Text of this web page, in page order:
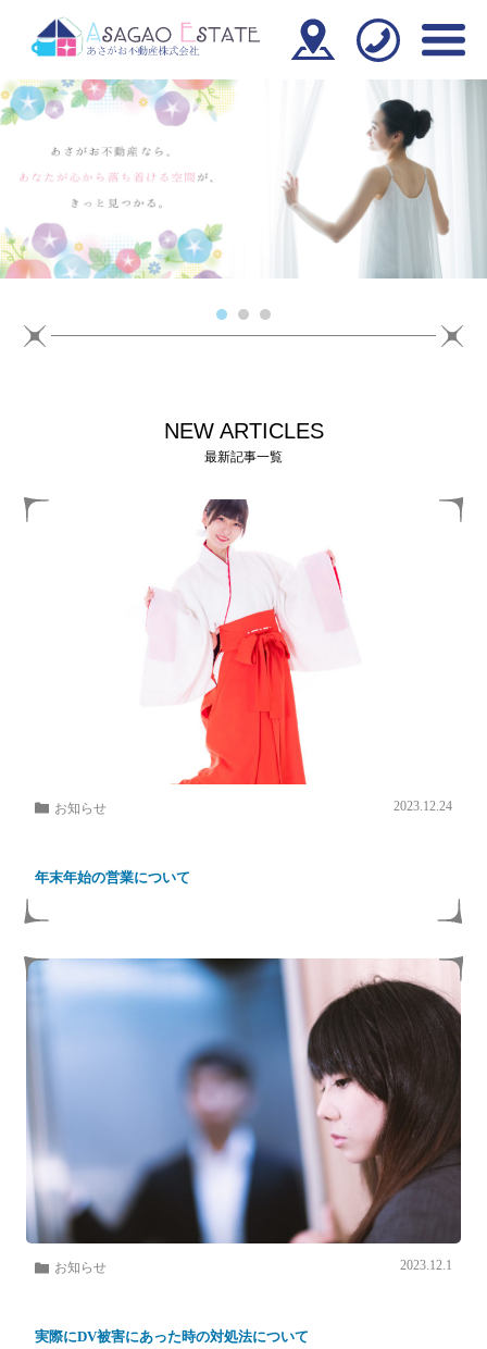
NEW ARTICLES
最新記事一覧
お知らせ 2023.12.24
年末年始の営業について
お知らせ 2023.12.1
実際にDV被害にあった時の対処法について